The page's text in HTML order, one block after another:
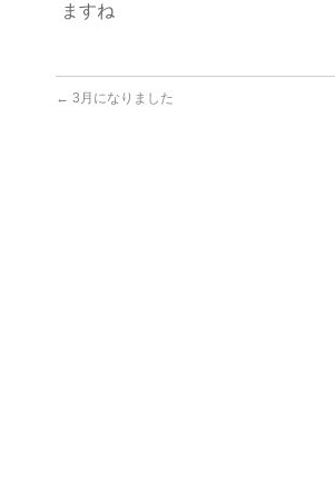
ますね
← 3月になりました